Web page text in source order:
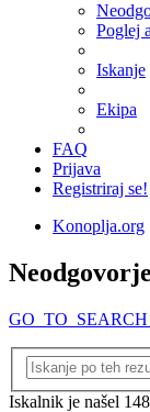
Poglej
Iskanje
Ekipa
FAQ
Prijava
Registriraj se!
Konoplja.org
Iskalnik je našel